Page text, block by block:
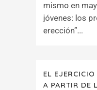
mismo en
jóvenes: los
erección”...
EL
A PARTIR DE